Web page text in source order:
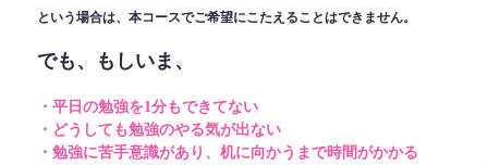
という場合は、本コースでご希望にこたえることはできません。
でも、もしいま、
・平日の勉強を1分もできてない
・どうしても勉強のやる気が出ない
・勉強に苦手意識があり、机に向かうまで時間がかかる